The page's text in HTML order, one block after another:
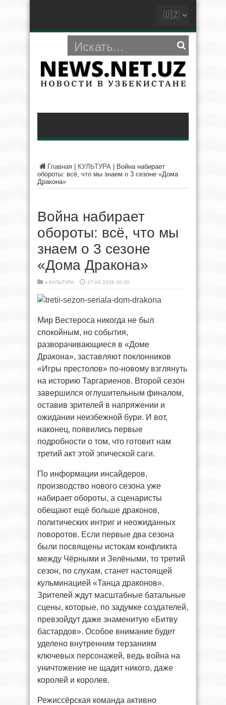
Главная КУЛЬТУРА
Война набирает
обороты: всё, что мы знаем о 3 сезоне «Дома
Дракона»
Война набирает
обороты: всё, что мы
знаем о 3 сезоне
«Дома Дракона»
в КУЛЬТУРА 27.06.2026 00:30
Мир Вестероса никогда не был
спокойным, но события,
разворачивающиеся в «Доме
Дракона», заставляют поклонников
«Игры престолов» по-новому взглянуть
на историю Таргариенов. Второй сезон
завершился оглушительным финалом,
оставив зрителей в напряжении и
ожидании неизбежной бури. И вот,
наконец, появились первые
подробности о том, что готовит нам
третий акт этой эпической саги.
По информации инсайдеров,
производство нового сезона уже
набирает обороты, а сценаристы
обещают ещё больше драконов,
политических интриг и неожиданных
поворотов. Если первые два сезона
были посвящены истокам конфликта
между Чёрными и Зелёными, то третий
сезон, по слухам, станет настоящей
кульминацией «Танца драконов».
Зрителей ждут масштабные батальные
сцены, которые, по задумке создателей,
превзойдут даже знаменитую «Битву
бастардов». Особое внимание будет
уделено внутренним терзаниям
ключевых персонажей, ведь война на
уничтожение не щадит никого, даже
королей и королев.
Режиссёрская команда активно